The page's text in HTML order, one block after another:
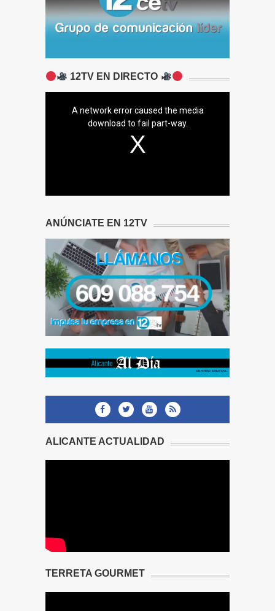
12TV EN DIRECTO
A network error caused the media
download to fail part-way.
ANÚNCIATE EN 12TV
ALICANTE ACTUALIDAD
TERRETA GOURMET